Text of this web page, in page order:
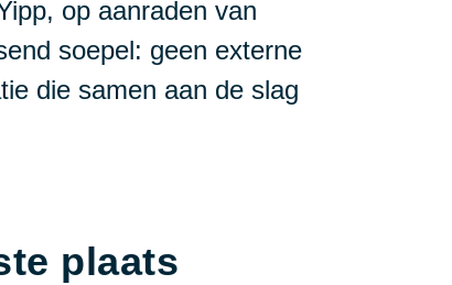
op aanraden van
soepel: geen externe
die samen aan de slag
plaats